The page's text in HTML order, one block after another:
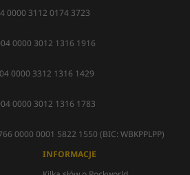
0000 3112 0174 3723
0000 3012 1316 1916
0000 3312 1316 1429
0000 3012 1316 1783
0000 0001 5822 1550 (BIC: WBKPPLPP)
INFORMACJE